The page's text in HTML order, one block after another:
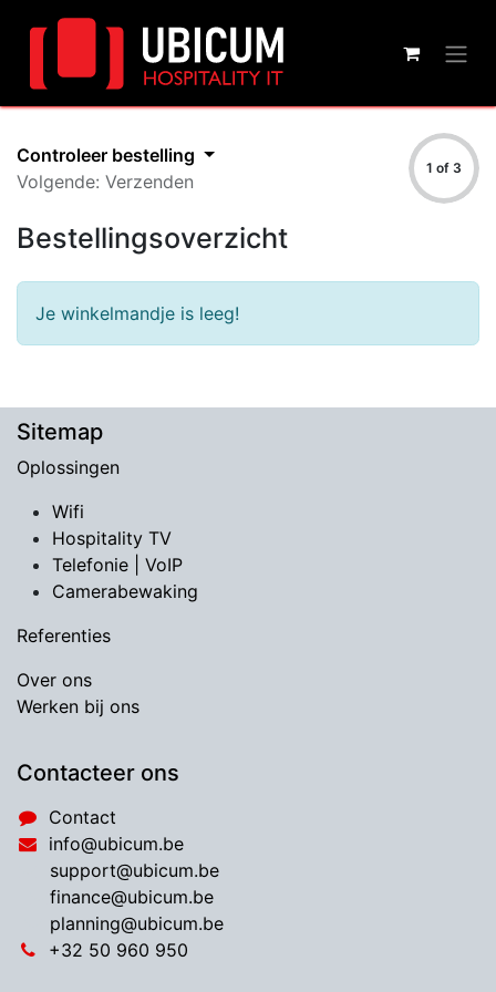
Controleer bestelling
Volgende: Verzenden
1 of 3
Bestellingsoverzicht
Je winkelmandje is leeg!
Sitemap
Oplossingen
Wifi
Hospitality TV
​Telefonie | VoIP
Camerabewaking
Referenties
Over ons
Werken bij ons
Contacteer ons
Contact
info@ubicum.be
support@ubicum.be
​finance@ubicum.be
​planning@ubicum.be
​+32 50 960 950​